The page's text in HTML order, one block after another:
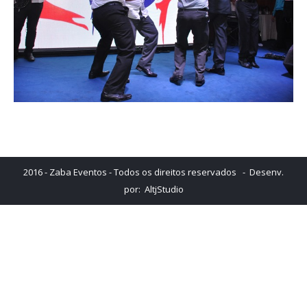
2016 - Zaba Eventos - Todos os direitos reservados - Desenv.
por: AltjStudio